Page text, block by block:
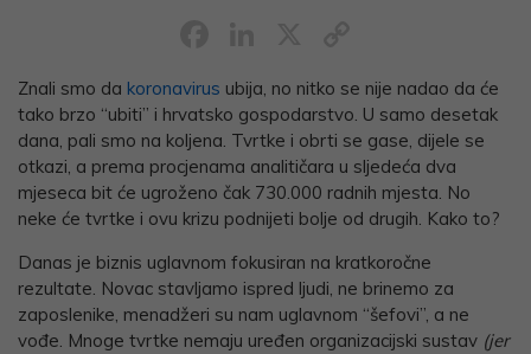
Link
Znali smo da koronavirus ubija, no nitko se nije nadao da će
tako brzo “ubiti” i hrvatsko gospodarstvo. U samo desetak
dana, pali smo na koljena. Tvrtke i obrti se gase, dijele se
otkazi, a prema procjenama analitičara u sljedeća dva
mjeseca bit će ugroženo čak 730.000 radnih mjesta. No
neke će tvrtke i ovu krizu podnijeti bolje od drugih. Kako to?
Danas je biznis uglavnom fokusiran na kratkoročne
rezultate. Novac stavljamo ispred ljudi, ne brinemo za
zaposlenike, menadžeri su nam uglavnom “šefovi”, a ne
vođe. Mnoge tvrtke nemaju uređen organizacijski sustav (jer